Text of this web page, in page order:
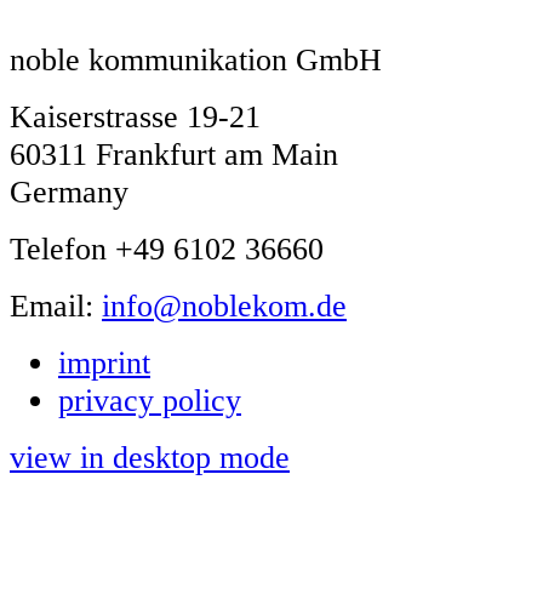
noble kommunikation GmbH
Kaiserstrasse 19-21
60311 Frankfurt am Main
Germany
Telefon +49 6102 36660
Email: info@noblekom.de
imprint
privacy policy
view in desktop mode